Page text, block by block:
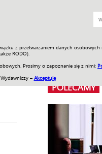
z przetwarzaniem danych
RODO).
Prosimy o zapoznanie się z nimi:
– Akceptuję
ENGLISH SKLEP
POLECAMY